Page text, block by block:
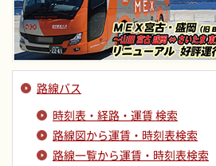
路線バス
時刻表・経路・運賃 検索
路線図から運賃・時刻表検索
路線一覧から運賃・時刻表検索